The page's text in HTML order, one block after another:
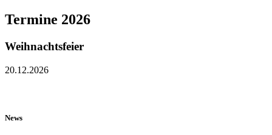
Termine 2026
Weihnachtsfeier
20.12.2026
News